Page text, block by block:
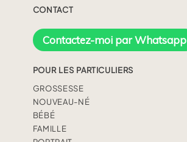
CONTACT
Contactez-moi par Whatsapp
POUR LES PARTICULIERS
GROSSESSE
NOUVEAU-NÉ
BÉBÉ
FAMILLE